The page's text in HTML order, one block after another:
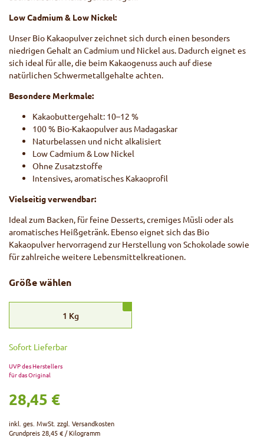
Low Cadmium & Low Nickel:
Unser Bio Kakaopulver zeichnet sich durch einen besonders
niedrigen Gehalt an Cadmium und Nickel aus. Dadurch eignet es
sich ideal für alle, die beim Kakaogenuss auch auf diese
natürlichen Schwermetallgehalte achten.
Besondere Merkmale:
Kakaobuttergehalt: 10–12 %
100 % Bio-Kakaopulver aus Madagaskar
Naturbelassen und nicht alkalisiert
Low Cadmium & Low Nickel
Ohne Zusatzstoffe
Intensives, aromatisches Kakaoprofil
Vielseitig verwendbar:
Ideal zum Backen, für feine Desserts, cremiges Müsli oder als
aromatisches Heißgetränk. Ebenso eignet sich das Bio
Kakaopulver hervorragend zur Herstellung von Schokolade sowie
für zahlreiche weitere Lebensmittelkreationen.
Größe wählen
1 Kg
Sofort Lieferbar
UVP des Herstellers
für das Original
28,45 €
inkl. ges. MwSt. zzgl. Versandkosten
Grundpreis28,45 € / Kilogramm